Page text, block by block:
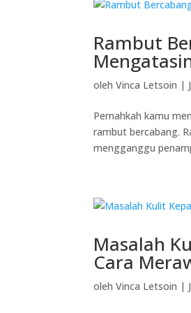
Rambut
olehVinca Letsoin |
Pernahkah kamu
rambut bercabang.
mengganggu
Masalah
Cara
olehVinca Letsoin |